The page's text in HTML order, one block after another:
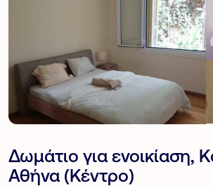
Δωμάτιο για ενοικίαση,
Αθήνα (Κέντρο)